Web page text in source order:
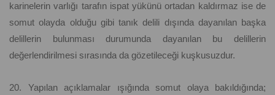
karinelerin varlığı tarafın ispat yükünü ortadan kaldırmaz ise de
somut olayda olduğu gibi tanık delili dışında dayanılan başka
delillerin bulunması durumunda dayanılan bu delillerin
değerlendirilmesi sırasında da gözetileceği kuşkusuzdur.
20. Yapılan açıklamalar ışığında somut olaya bakıldığında;